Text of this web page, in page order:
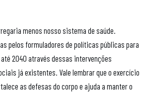
menos nosso sistema de saúde.
pelos formuladores de políticas públicas para
2040 através dessas intervenções
já existentes. Vale lembrar que o exercício
as defesas do corpo e ajuda a manter o